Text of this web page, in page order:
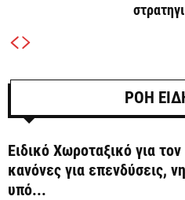
ΡΟΗ
Ειδικό Χωροταξικό για
κανόνες για επενδύσεις,
υπό...